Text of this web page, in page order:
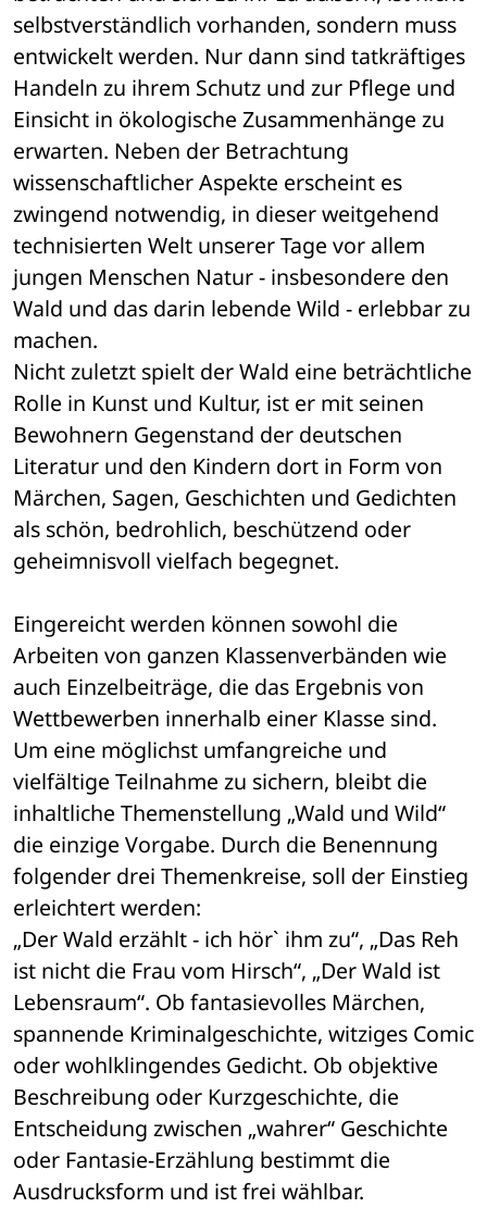
selbstverständlich vorhanden, sondern muss
entwickelt werden. Nur dann sind tatkräftiges
Handeln zu ihrem Schutz und zur Pflege und
Einsicht in ökologische Zusammenhänge zu
erwarten. Neben der Betrachtung
wissenschaftlicher Aspekte erscheint es
zwingend notwendig, in dieser weitgehend
technisierten Welt unserer Tage vor allem
jungen Menschen Natur - insbesondere den
Wald und das darin lebende Wild - erlebbar zu
machen.
Nicht zuletzt spielt der Wald eine beträchtliche
Rolle in Kunst und Kultur, ist er mit seinen
Bewohnern Gegenstand der deutschen
Literatur und den Kindern dort in Form von
Märchen, Sagen, Geschichten und Gedichten
als schön, bedrohlich, beschützend oder
geheimnisvoll vielfach begegnet.
Eingereicht werden können sowohl die
Arbeiten von ganzen Klassenverbänden wie
auch Einzelbeiträge, die das Ergebnis von
Wettbewerben innerhalb einer Klasse sind.
Um eine möglichst umfangreiche und
vielfältige Teilnahme zu sichern, bleibt die
inhaltliche Themenstellung „Wald und Wild“
die einzige Vorgabe. Durch die Benennung
folgender drei Themenkreise, soll der Einstieg
erleichtert werden:
„Der Wald erzählt - ich hör` ihm zu“, „Das Reh
ist nicht die Frau vom Hirsch“, „Der Wald ist
Lebensraum“. Ob fantasievolles Märchen,
spannende Kriminalgeschichte, witziges Comic
oder wohlklingendes Gedicht. Ob objektive
Beschreibung oder Kurzgeschichte, die
Entscheidung zwischen „wahrer“ Geschichte
oder Fantasie-Erzählung bestimmt die
Ausdrucksform und ist frei wählbar.